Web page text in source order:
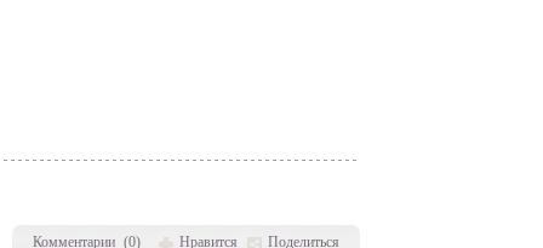
Комментарии (0) Нравится Поделиться